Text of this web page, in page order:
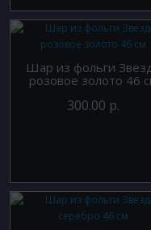
Шар из фольги
розовое золото 46
300.00 р.